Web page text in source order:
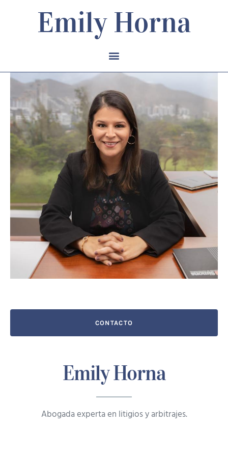
Emily Horna
CONTACTO
Emily Horna
Abogada experta en litigios y arbitrajes.